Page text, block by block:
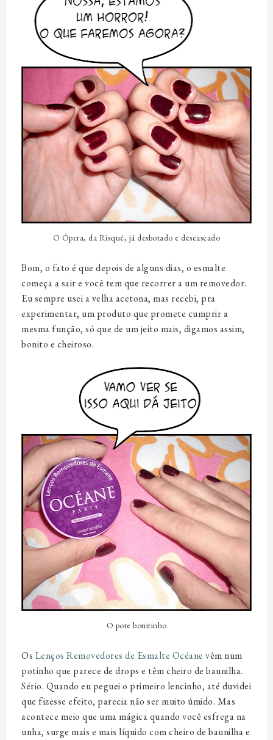
O Ópera, da Risqué, já desbotado e descascado
Bom, o fato é que depois de alguns dias, o esmalte
começa a sair e você tem que recorrer a um removedor.
Eu sempre usei a velha acetona, mas recebi, pra
experimentar, um produto que promete cumprir a
mesma função, só que de um jeito mais, digamos assim,
bonito e cheiroso.
O pote bonitinho
Os Lenços Removedores de Esmalte Océane vêm num
potinho que parece de drops e têm cheiro de baunilha.
Sério. Quando eu peguei o primeiro lencinho, até duvidei
que fizesse efeito, parecia não ser muito úmido. Mas
acontece meio que uma mágica quando você esfrega na
unha, surge mais e mais líquido com cheiro de baunilha e